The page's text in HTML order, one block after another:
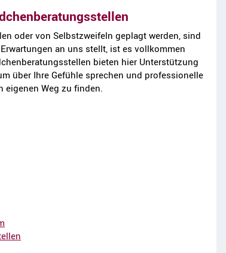
oder von Selbstzweifeln geplagt werden, sind
an uns stellt, ist es vollkommen
bieten hier Unterstützung
über Ihre Gefühle sprechen und professionelle
eigenen Weg zu finden.